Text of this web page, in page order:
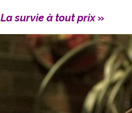
La survie à tout prix»